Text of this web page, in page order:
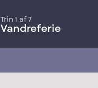
Trin 1 af 7
Vandreferie